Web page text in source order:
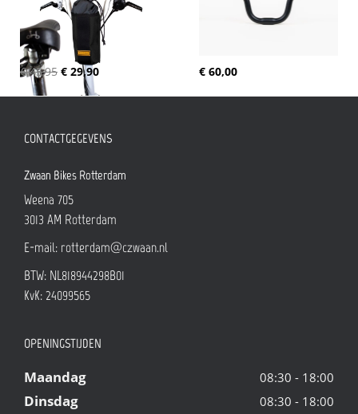
€ 45,95 € 29,90 € 60,00
CONTACTGEGEVENS
Zwaan Bikes Rotterdam
Weena 705
3013 AM Rotterdam
E-mail: rotterdam@czwaan.nl
BTW: NL818944298B01
KvK: 24099565
OPENINGSTIJDEN
Maandag 08:30 - 18:00
Dinsdag 08:30 - 18:00